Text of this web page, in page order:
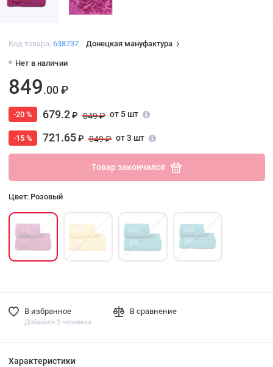
Код товара: 638737 Донецкая мануфактура
Нет в наличии
849.00 ₽
-20 % 679.2₽ 849 ₽ от 5 шт
-15 % 721.65₽ 849 ₽ от 3 шт
Товар закончился
Цвет: Розовый
В избранное
Добавили 2 человека
В сравнение
Характеристики